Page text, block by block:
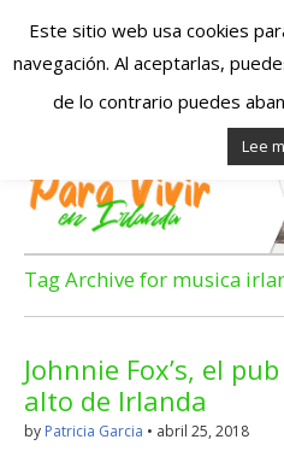
Irlanda –
Irlanda –
en
Irlanda
Tag Archive for musica
Johnnie Fox’s, el
alto de Irlanda
by Patricia Garcia • abril 25, 2018
Este sitio web usa cookies
navegación. Al aceptarlas,
de lo contrario puedes
Lee